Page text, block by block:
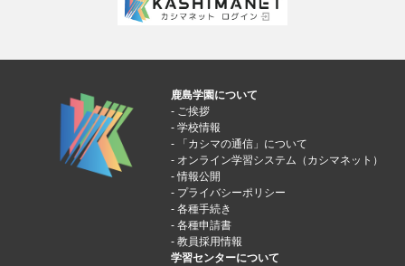
鹿島学園について
ご挨拶
学校情報
「カシマの通信」について
オンライン学習システム（カシマネット）
情報公開
プライバシーポリシー
各種手続き
各種申請書
教員採用情報
学習センターについて